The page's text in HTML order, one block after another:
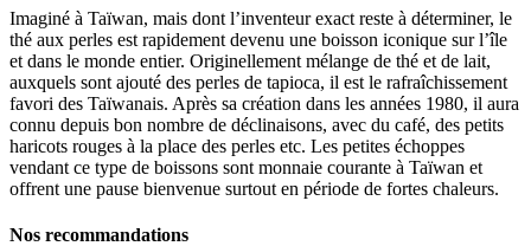
Imaginé à Taïwan, mais dont l’inventeur exact reste à déterminer, le
thé aux perles est rapidement devenu une boisson iconique sur l’île
et dans le monde entier. Originellement mélange de thé et de lait,
auxquels sont ajouté des perles de tapioca, il est le rafraîchissement
favori des Taïwanais. Après sa création dans les années 1980, il aura
connu depuis bon nombre de déclinaisons, avec du café, des petits
haricots rouges à la place des perles etc. Les petites échoppes
vendant ce type de boissons sont monnaie courante à Taïwan et
offrent une pause bienvenue surtout en période de fortes chaleurs.
Nos recommandations